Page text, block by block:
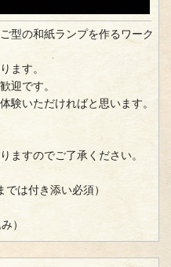
型の和紙ランプを作るワーク
ます。
迎です。
験いただければと思います。
ますのでご了承ください。
は付き添い必須）
）